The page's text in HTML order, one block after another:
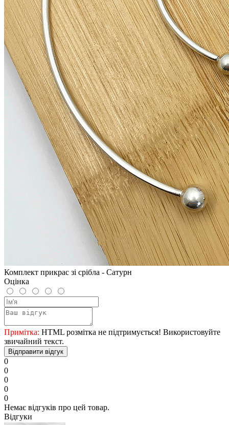
Комплект прикрас зі срібла - Сатурн
Оцінка
Примітка: HTML розмітка не підтримується! Використовуйте
звичайний текст.
Відправити відгук
0
0
0
0
0
Немає відгуків про цей товар.
Відгуки